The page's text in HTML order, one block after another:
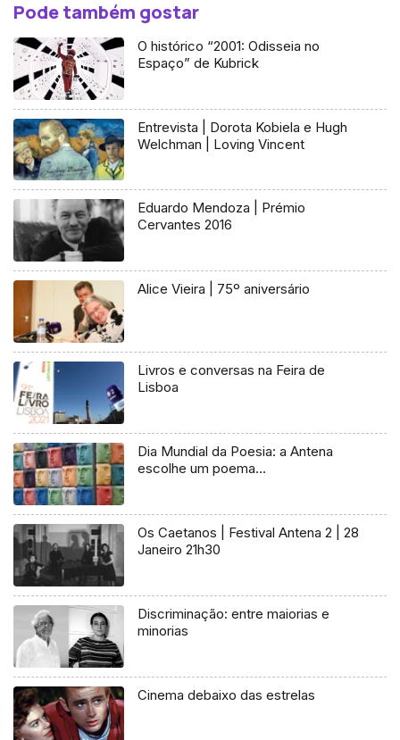
Pode também gostar
O histórico “2001: Odisseia no
Espaço” de Kubrick
Entrevista | Dorota Kobiela e Hugh
Welchman | Loving Vincent
Eduardo Mendoza | Prémio
Cervantes 2016
Alice Vieira | 75º aniversário
Livros e conversas na Feira de
Lisboa
Dia Mundial da Poesia: a Antena
escolhe um poema…
Os Caetanos | Festival Antena 2 | 28
Janeiro 21h30
Discriminação: entre maiorias e
minorias
Cinema debaixo das estrelas